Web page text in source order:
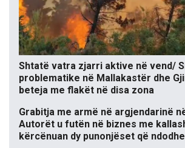
Shtatë vatra zjarri aktive në vend/
problematike në Mallakastër dhe
beteja me flakët në disa zona
Grabitja me armë në argjendarinë
Autorët u futën në biznes me
kërcënuan dy punonjëset që